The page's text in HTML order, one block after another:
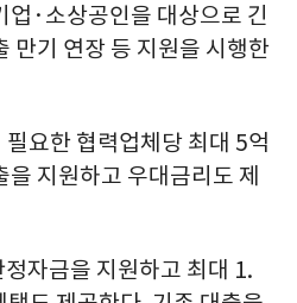
업·소상공인을 대상으로 긴
만기 연장 등 지원을 시행한
요한 협력업체당 최대 5억
지원하고 우대금리도 제
자금을 지원하고 최대 1.